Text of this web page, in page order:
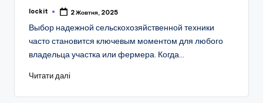
Опубліковано
lockit 2 Жовтня, 2025
Выбор надежной сельскохозяйственной техники
часто становится ключевым моментом для любого
владельца участка или фермера. Когда…
Читати далі